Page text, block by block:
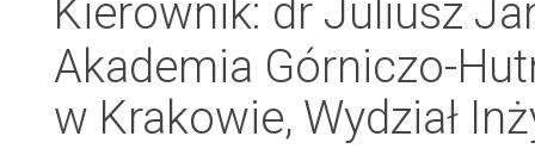
Kierownik: dr Juliusz
Akademia Górniczo-
w Krakowie, Wydział